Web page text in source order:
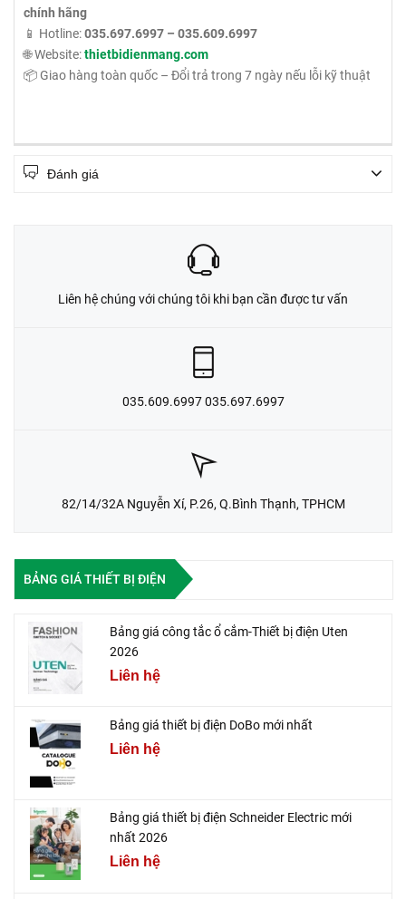
chính hãng
📱 Hotline:035.697.6997 – 035.609.6997
🌐 Website:thietbidienmang.com
📦 Giao hàng toàn quốc – Đổi trả trong 7 ngày nếu lỗi kỹ thuật
Đánh giá
Liên hệ chúng với chúng tôi khi bạn cần được tư vấn
035.609.6997 035.697.6997
82/14/32A Nguyễn Xí, P.26, Q.Bình Thạnh, TPHCM
BẢNG GIÁ THIẾT BỊ ĐIỆN
Bảng giá công tắc ổ cắm-Thiết bị điện Uten
2026
Liên hệ
Bảng giá thiết bị điện DoBo mới nhất
Liên hệ
Bảng giá thiết bị điện Schneider Electric mới
nhất 2026
Liên hệ